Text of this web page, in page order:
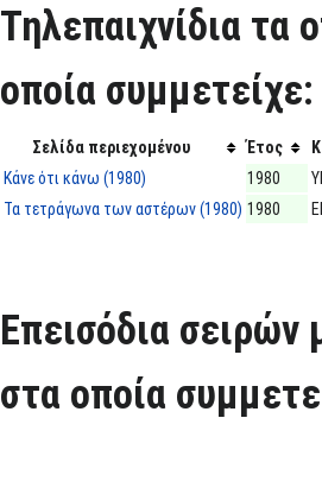
Τηλεπαιχνίδια τα
οποία συμμετείχε:
Σελίδα περιεχομένου Έτος
Κάνε ότι κάνω (1980)
1980
Τα τετράγωνα των αστέρων (1980) 1980
Επεισόδια
στα οποία